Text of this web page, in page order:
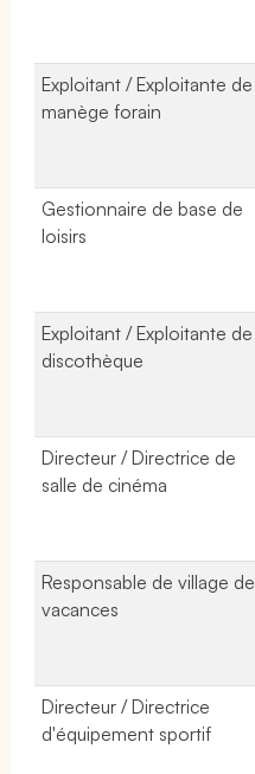
Exploitant / Exploitante de
manège forain
Gestionnaire de base de
loisirs
Exploitant / Exploitante de
discothèque
Directeur / Directrice de
salle de cinéma
Responsable de village de
vacances
Directeur / Directrice
d'équipement sportif